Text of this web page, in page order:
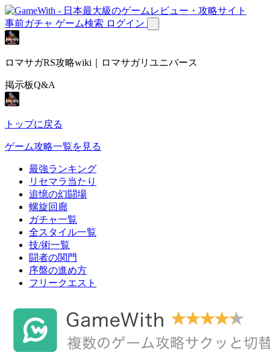
事前ガチャ ゲーム検索 ログイン
ロマサガRS攻略wiki｜ロマサガリユニバース
掲示板Q&A
トップに戻る
ゲーム攻略一覧を見る
最強ランキング
リセマラ当たり
追憶の幻闘場
螺旋回廊
ガチャ一覧
全スタイル一覧
技/術一覧
闘者の関門
序盤の進め方
フリークエスト